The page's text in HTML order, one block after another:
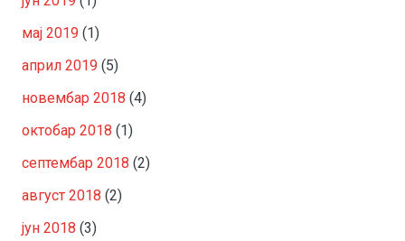
мај 2019 (1)
април 2019 (5)
новембар 2018 (4)
октобар 2018 (1)
септембар 2018 (2)
август 2018 (2)
јун 2018 (3)